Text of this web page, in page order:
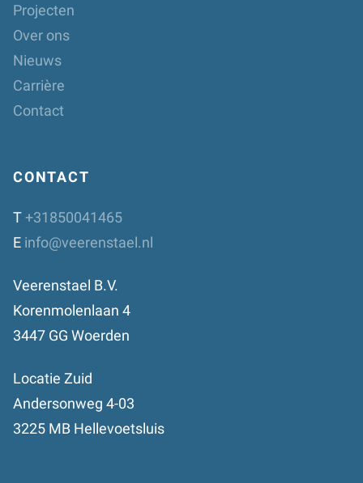
Projecten
Over ons
Nieuws
Carrière
Contact
CONTACT
T+31850041465
E info@veerenstael.nl
Veerenstael B.V.
Korenmolenlaan 4
3447 GG Woerden
Locatie Zuid
Andersonweg 4-03
3225 MB Hellevoetsluis